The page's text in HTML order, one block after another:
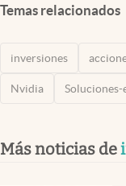
Temas relacionados
inversiones
Nvidia Soluciones-
Más noticias de